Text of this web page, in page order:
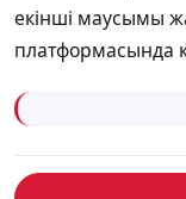
екінші маусымы
платформасында